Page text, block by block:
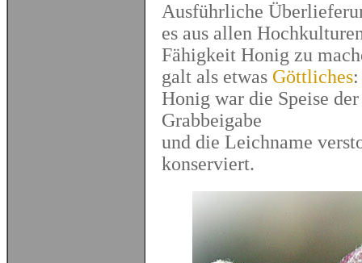
Ausführliche
es aus allen
Fähigkeit Honig zu
galt als etwas Göttliches:
Honig war die Speise
Grabbeigabe
und die Leichname
konserviert.